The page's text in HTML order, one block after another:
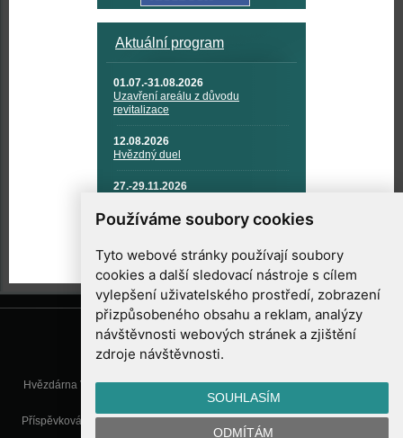
Používáme soubory cookies
Tyto webové stránky používají soubory
cookies a další sledovací nástroje s cílem
vylepšení uživatelského prostředí, zobrazení
přizpůsobeného obsahu a reklam, analýzy
návštěvnosti webových stránek a zjištění
zdroje návštěvnosti.
SOUHLASÍM
ODMÍTÁM
Aktuální program
01.07.-31.08.2026
Uzavření areálu z důvodu
revitalizace
12.08.2026
Hvězdný duel
27.-29.11.2026
TECHNIKA A KOSMICKÉ
TECHNOLOGIE
Hvězdárna Valašské Meziříčí, příspěvková organizace, Vsetínská 78, 757
01 Valašské Meziříčí
Příspěvková organizace Zlínského kraje. Telefon:571 611 928, Mobil:777